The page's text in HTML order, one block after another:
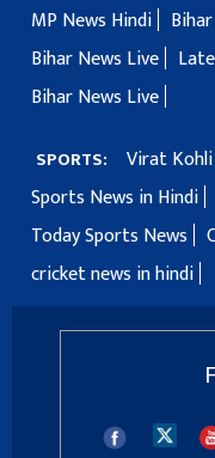
MP News Hindi
Bihar News Live
Bihar News Live
SPORTS: Virat Kohli
Sports News in Hindi
Today Sports News
cricket news in hindi